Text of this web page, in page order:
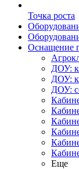
Точка роста
Оснащение
ДОУ:
ДОУ:
ДОУ:
Еще